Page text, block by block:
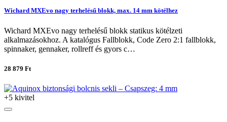
Wichard MXEvo nagy terhelésű blokk, max. 14 mm kötélhez
Wichard MXEvo nagy terhelésű blokk statikus kötélzeti
alkalmazásokhoz. A katalógus Fallblokk, Code Zero 2:1 fallblokk,
spinnaker, gennaker, rollreff és gyors c…
28 879 Ft
+5 kivitel